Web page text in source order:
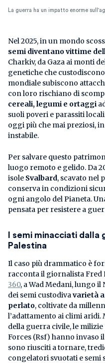
La guerra ha un impatto enorme
Nel 2025, in un mondo
semi diventano vittime
Charkiv, da Gaza ai monti
genetiche che
mondiale subiscono
con loro rischiano di
cereali, legumi e ortaggi
suoli poveri e parassiti
oggi più che mai preziosi,
instabile.
Per salvare questo
luogo remoto e gelido. Da
isole Svalbard, scavato nel
conserva in condizioni
ogni angolo del Pianeta.
pensata per resistere a
I semi minacciati dalla
Palestina
Il caso più drammatico è
racconta il giornalista Fred
360, a Wad Medani, lungo
dei semi custodivavarietà
perlato, coltivate da
l’adattamento ai climi aridi.
della guerra civile, le
Forces (Rsf) hanno invaso
sono riusciti a tornare,
congelatori svuotati e semi